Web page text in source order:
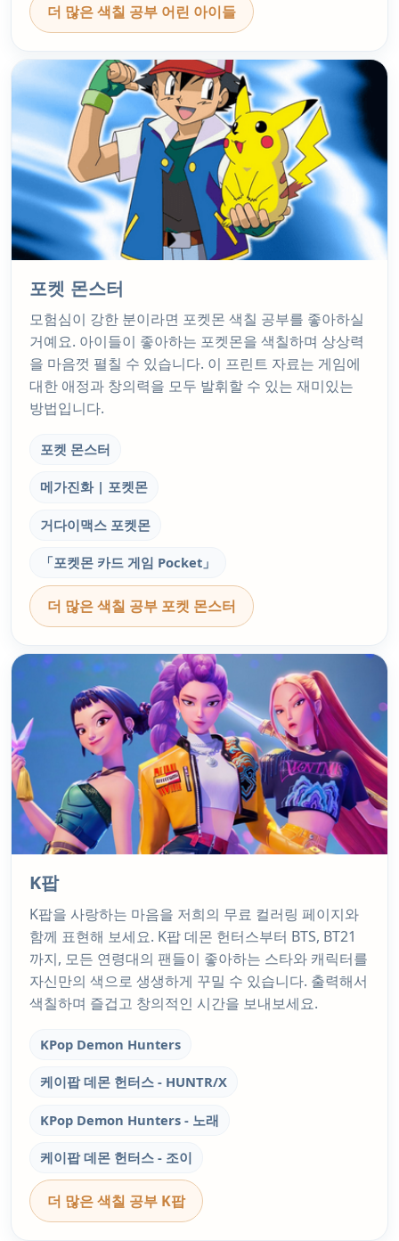
더 많은 색칠 공부 어린 아이들
포켓 몬스터
모험심이 강한 분이라면 포켓몬 색칠 공부를 좋아하실
거예요. 아이들이 좋아하는 포켓몬을 색칠하며 상상력
을 마음껏 펼칠 수 있습니다. 이 프린트 자료는 게임에
대한 애정과 창의력을 모두 발휘할 수 있는 재미있는
방법입니다.
포켓 몬스터
메가진화 | 포켓몬
거다이맥스 포켓몬
「포켓몬 카드 게임 Pocket」
더 많은 색칠 공부 포켓 몬스터
K팝
K팝을 사랑하는 마음을 저희의 무료 컬러링 페이지와
함께 표현해 보세요. K팝 데몬 헌터스부터 BTS, BT21
까지, 모든 연령대의 팬들이 좋아하는 스타와 캐릭터를
자신만의 색으로 생생하게 꾸밀 수 있습니다. 출력해서
색칠하며 즐겁고 창의적인 시간을 보내보세요.
KPop Demon Hunters
케이팝 데몬 헌터스 - HUNTR/X
KPop Demon Hunters - 노래
케이팝 데몬 헌터스 - 조이
더 많은 색칠 공부 K팝